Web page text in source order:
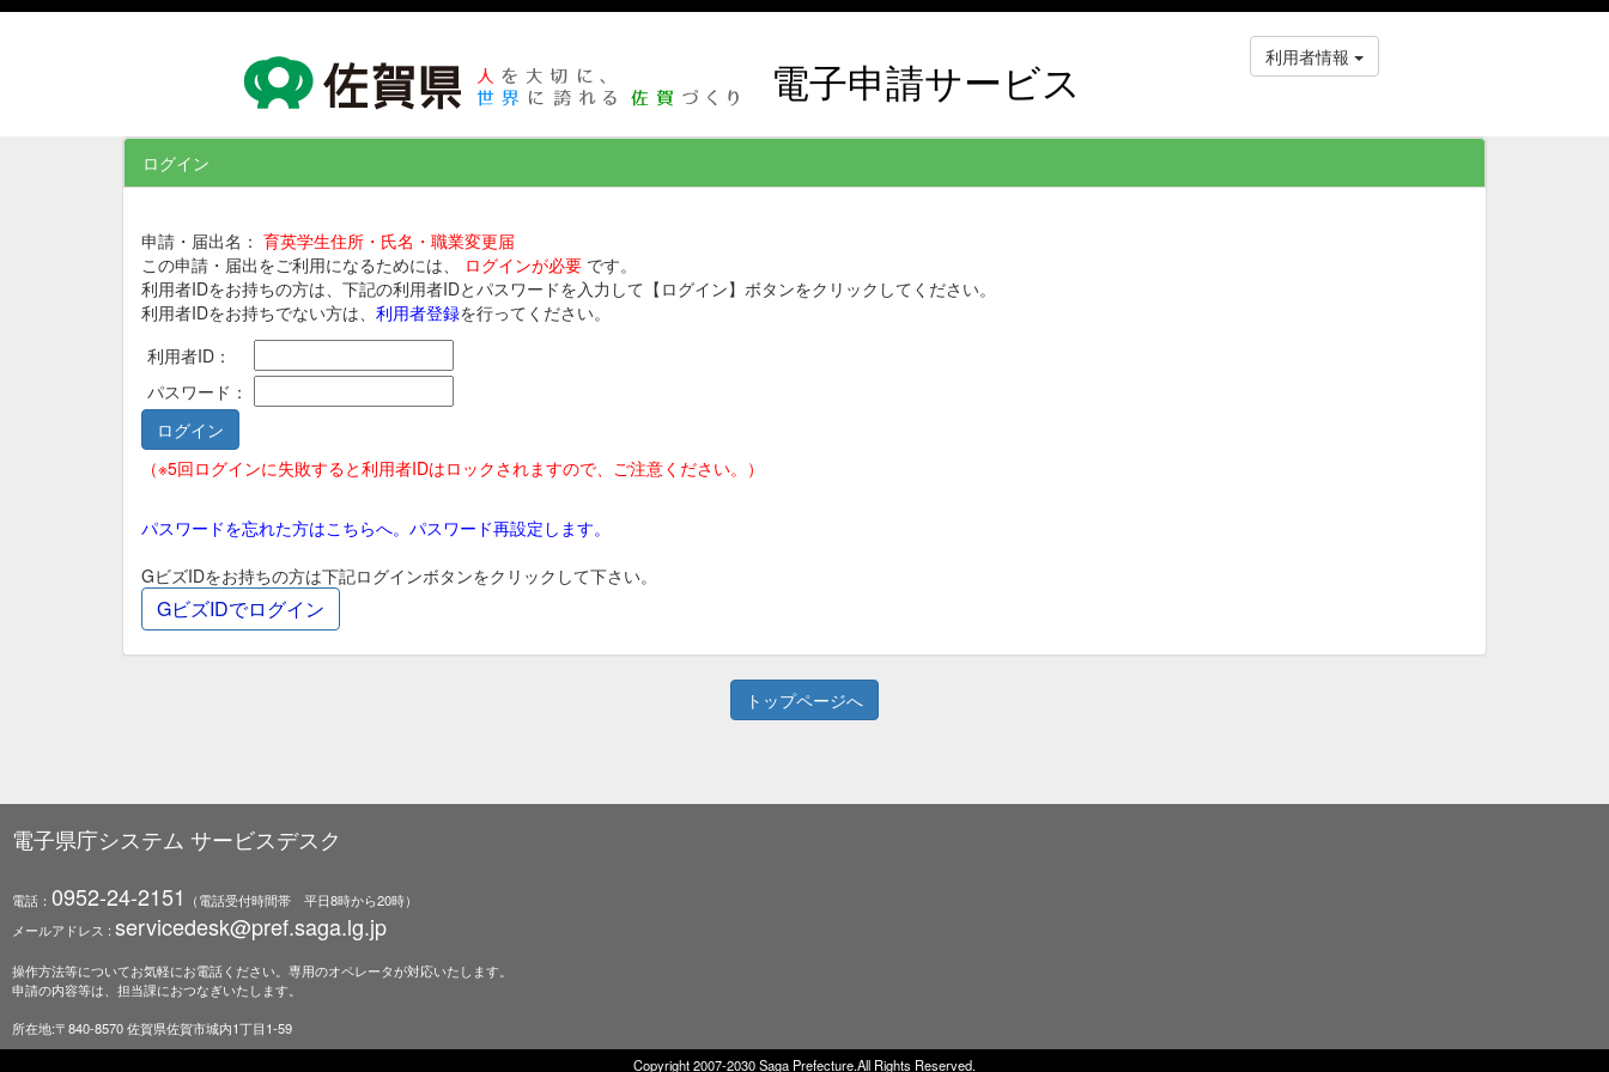
電子申請サービス
利用者情報
ログイン
申請・届出名： 育英学生住所・氏名・職業変更届
この申請・届出をご利用になるためには、 ログインが必要 です。
利用者IDをお持ちの方は、下記の利用者IDとパスワードを入力して【ログイン】ボタンをクリックしてください。
利用者IDをお持ちでない方は、 利用者登録を行ってください。
利用者ID：
パスワード：
（※5回ログインに失敗すると利用者IDはロックされますので、ご注意ください。）
パスワードを忘れた方はこちらへ。パスワード再設定します。
GビズIDをお持ちの方は下記ログインボタンをクリックして下さい。
トップページへ
電子県庁システム サービスデスク
電話： 0952-24-2151
（電話受付時間帯 平日8時から20時）
メールアドレス : servicedesk@pref.saga.lg.jp
操作方法等についてお気軽にお電話ください。専用のオペレータが対応いたします。
申請の内容等は、担当課におつなぎいたします。
所在地:〒840-8570 佐賀県佐賀市城内1丁目1-59
Copyright 2007-2030 Saga Prefecture.All Rights Reserved.